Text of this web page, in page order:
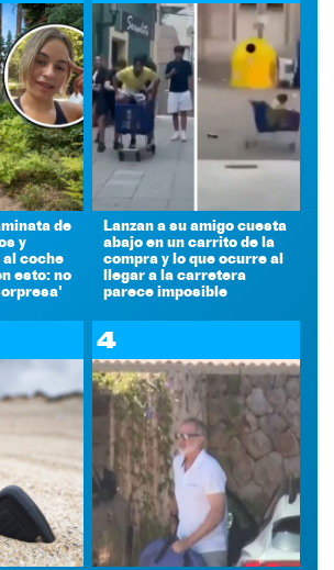
de
y
coche
esto: no
Lanzan a su amigo cuesta
abajo en un carrito de la
compra y lo que ocurre al
llegar a la carretera
parece imposible
4